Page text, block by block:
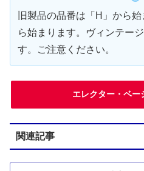
旧製品の品番は「H」から
ら始まります。ヴィンテー
す。ご注意ください。
エレクター・ベー
関連記事